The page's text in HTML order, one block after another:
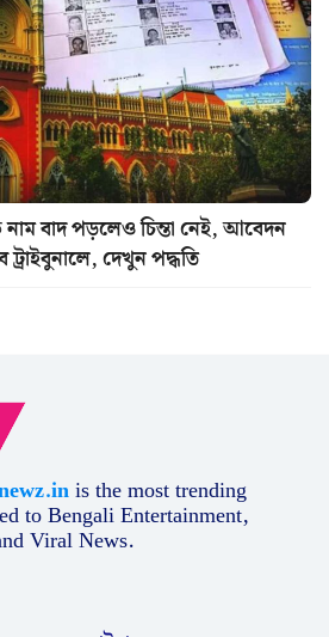
বাদ পড়লেও চিন্তা নেই, আবেদন
দেখুন পদ্ধতি
is the most trending
to Bengali Entertainment,
Viral News.